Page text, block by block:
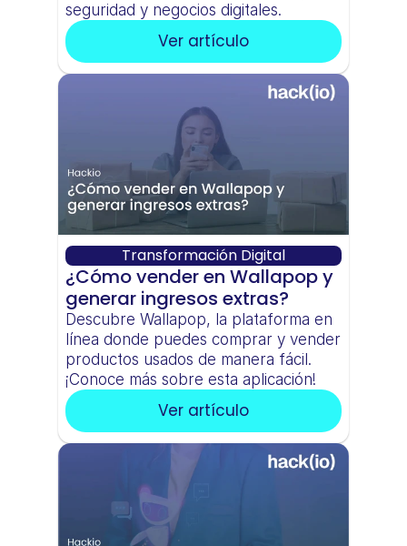
seguridad y negocios digitales.
Ver artículo
Transformación Digital
¿Cómo vender en Wallapop y
generar ingresos extras?
Descubre Wallapop, la plataforma en
línea donde puedes comprar y vender
productos usados de manera fácil.
¡Conoce más sobre esta aplicación!
Ver artículo